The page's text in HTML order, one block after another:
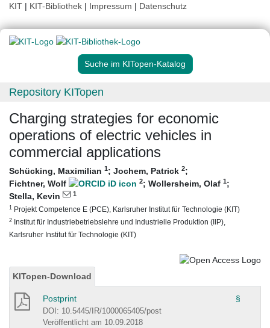
KIT | KIT-Bibliothek | Impressum | Datenschutz
Suche im KITopen-Katalog
Repository KITopen
Charging strategies for economic
operations of electric vehicles in
commercial applications
Schücking, Maximilian 1; Jochem, Patrick 2;
Fichtner, Wolf
2; Wollersheim, Olaf 1;
Stella, Kevin
1
1 Projekt Competence E (PCE), Karlsruher Institut für Technologie (KIT)
2 Institut für Industriebetriebslehre und Industrielle Produktion (IIP),
Karlsruher Institut für Technologie (KIT)
KITopen-Download
Postprint §
DOI: 10.5445/IR/1000065405/post
Veröffentlicht am 10.09.2018